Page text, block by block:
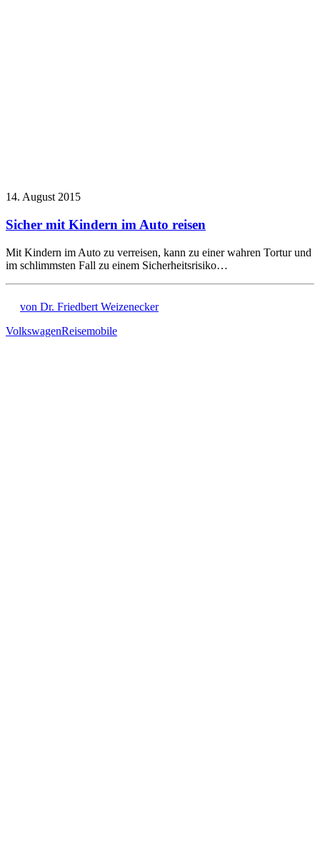
14. August 2015
Sicher mit Kindern im Auto reisen
Mit Kindern im Auto zu verreisen, kann zu einer wahren Tortur und
im schlimmsten Fall zu einem Sicherheitsrisiko…
von Dr. Friedbert Weizenecker
VolkswagenReisemobile